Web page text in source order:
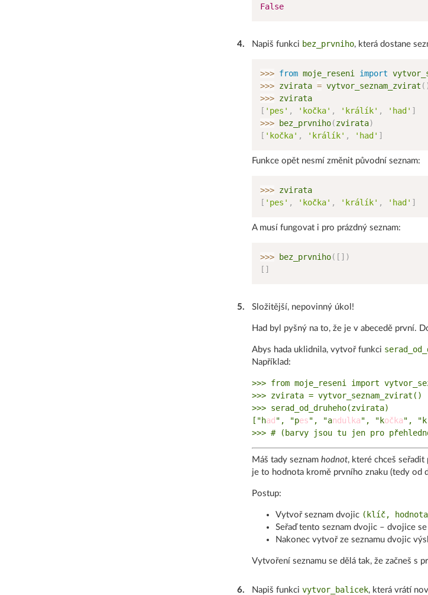
False
4. Napiš funkci bez_prvniho, která dostane
>>> from moje_reseni import
>>> zvirata = vytvor_seznam_zvirat (
>>>
zvirata
[ 'pes' , 'kočka' , 'králík' , 'had' ]
>>> bez_prvniho(zvirata)
[ 'kočka' , 'králík' , 'had' ]
Funkce opět nesmí změnit původní seznam:
>>>
zvirata
[ 'pes' , 'kočka' , 'králík' , 'had' ]
A musí fungovat i pro prázdný seznam:
>>> bez_prvniho( [ ] )
[ ]
5. Složitější, nepovinný úkol!
Had byl pyšný na to, že je v abecedě první.
Abys hada uklidnila, vytvoř funkci
Například:
>>> from moje_reseni import
>>> zvirata = vytvor_seznam_zvirat()
>>> serad_od_druheho(zvirata)
["had ", "pes", "andulka", "kočka", "k
Máš tady seznam hodnot, které chceš seřadit
je to hodnota kromě prvního znaku (tedy od
Postup:
Vytvoř seznam dvojic (klíč,
Seřaď tento seznam dvojic – dvojice
Nakonec vytvoř ze seznamu dvojic
Vytvoření seznamu se dělá tak, že začneš s
6. Napiš funkci vytvor_balicek, která vrátí